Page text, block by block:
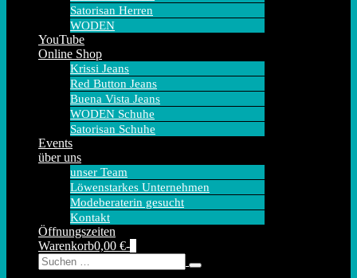
Satorisan Herren
WODEN
YouTube
Online Shop
Krissi Jeans
Red Button Jeans
Buena Vista Jeans
WODEN Schuhe
Satorisan Schuhe
Events
über uns
unser Team
Löwenstarkes Unternehmen
Modeberaterin gesucht
Kontakt
Öffnungszeiten
Warenkorb
Warenkorb0,00 €-
Warenkorb
Suche-
Schalter
Suche
nach: